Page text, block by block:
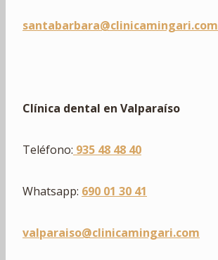
santabarbara@clinicamingari.com
Clínica dental en Valparaíso
Teléfono: 935 48 48 40
Whatsapp: 690 01 30 41
valparaiso@clinicamingari.com